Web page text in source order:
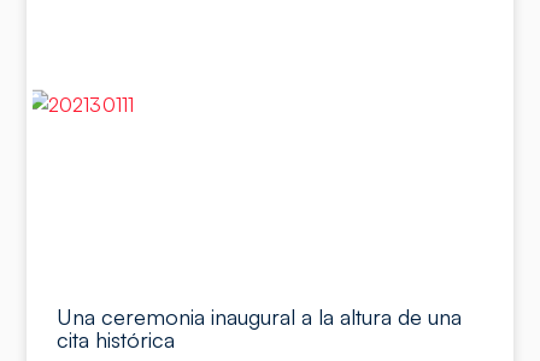
Una ceremonia inaugural a la altura de una
cita histórica